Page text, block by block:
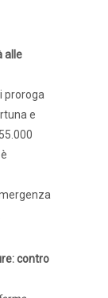
alle
proroga
e
contro